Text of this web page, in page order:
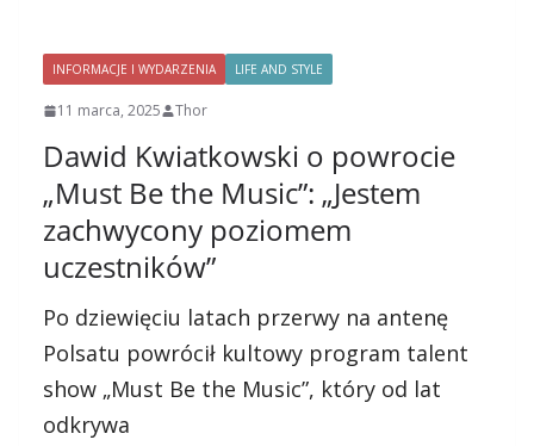
INFORMACJE I WYDARZENIA LIFE AND STYLE
11 marca, 2025 Thor
Dawid Kwiatkowski o powrocie
„Must Be the Music”: „Jestem
zachwycony poziomem
uczestników”
Po dziewięciu latach przerwy na antenę
Polsatu powrócił kultowy program talent
show „Must Be the Music”, który od lat
odkrywa